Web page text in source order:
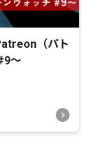
（パト
〜